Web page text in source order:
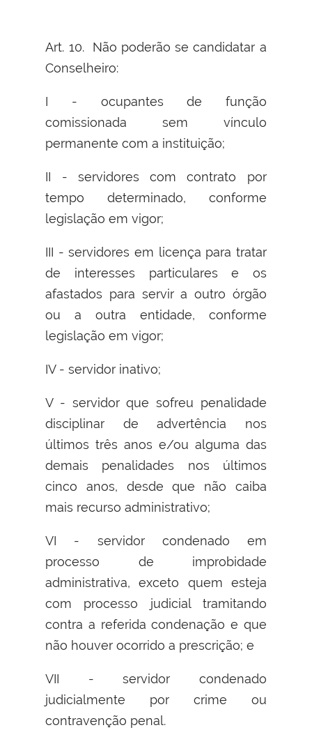
Art. 10. Não poderão se candidatar a
Conselheiro:
I - ocupantes de função
comissionada sem vínculo
permanente com a instituição;
II - servidores com contrato por
tempo determinado, conforme
legislação em vigor;
III - servidores em licença para tratar
de interesses particulares e os
afastados para servir a outro órgão
ou a outra entidade, conforme
legislação em vigor;
IV - servidor inativo;
V - servidor que sofreu penalidade
disciplinar de advertência nos
últimos três anos e/ou alguma das
demais penalidades nos últimos
cinco anos, desde que não caiba
mais recurso administrativo;
VI - servidor condenado em
processo de improbidade
administrativa, exceto quem esteja
com processo judicial tramitando
contra a referida condenação e que
não houver ocorrido a prescrição; e
VII - servidor condenado
judicialmente por crime ou
contravenção penal.